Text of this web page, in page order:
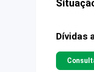
Dívidas